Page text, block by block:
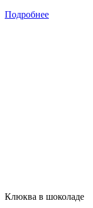
Подробнее
Клюква в шоколаде